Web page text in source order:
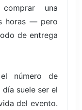
una
horas — pero
de entrega
número de
suele ser el
del evento.